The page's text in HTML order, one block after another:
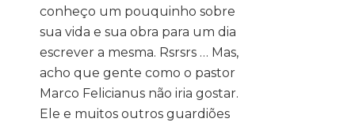
conheço um pouquinho sobre
sua vida e sua obra para um dia
escrever a mesma. Rsrsrs … Mas,
acho que gente como o pastor
Marco Felicianus não iria gostar.
Ele e muitos outros guardiões